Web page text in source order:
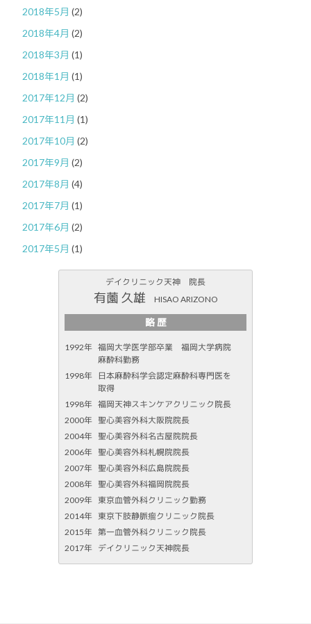
2018年5月 (2)
2018年4月 (2)
2018年3月 (1)
2018年1月 (1)
2017年12月 (2)
2017年11月 (1)
2017年10月 (2)
2017年9月 (2)
2017年8月 (4)
2017年7月 (1)
2017年6月 (2)
2017年5月 (1)
デイクリニック天神 院長
有薗 久雄 HISAO ARIZONO
略 歴
1992年 福岡大学医学部卒業 福岡大学病院
麻酔科勤務
1998年
日本麻酔科学会認定麻酔科専門医を
取得
1998年 福岡天神スキンケアクリニック院長
2000年 聖心美容外科大阪院院長
2004年 聖心美容外科名古屋院院長
2006年 聖心美容外科札幌院院長
2007年 聖心美容外科広島院院長
2008年 聖心美容外科福岡院院長
2009年 東京血管外科クリニック勤務
2014年 東京下肢静脈瘤クリニック院長
2015年 第一血管外科クリニック院長
2017年 デイクリニック天神院長